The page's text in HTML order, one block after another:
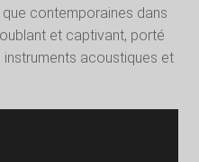
contemporaines dans
et captivant, porté
acoustiques et